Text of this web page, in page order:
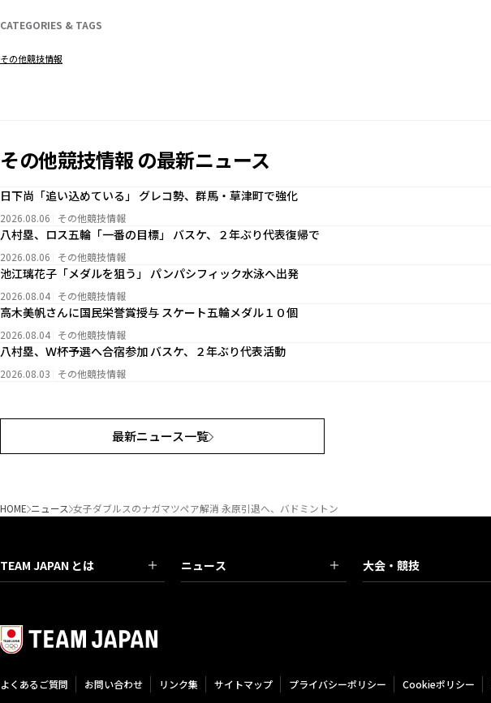
CATEGORIES & TAGS
その他競技情報
その他競技情報 の最新ニュース
日下尚「追い込めている」 グレコ勢、群馬・草津町で強化
2026.08.06 その他競技情報
八村塁、ロス五輪「一番の目標」 バスケ、２年ぶり代表復帰で
2026.08.06 その他競技情報
池江璃花子「メダルを狙う」 パンパシフィック水泳へ出発
2026.08.04 その他競技情報
高木美帆さんに国民栄誉賞授与 スケート五輪メダル１０個
2026.08.04 その他競技情報
八村塁、Ｗ杯予選へ合宿参加 バスケ、２年ぶり代表活動
2026.08.03 その他競技情報
最新ニュース一覧
HOME ニュース 女子ダブルスのナガマツペア解消 永原引退へ、バドミントン
TEAM JAPAN とは ニュース 大会・競技
よくあるご質問 お問い合わせ リンク集 サイトマップ プライバシーポリシー Cookieポリシー